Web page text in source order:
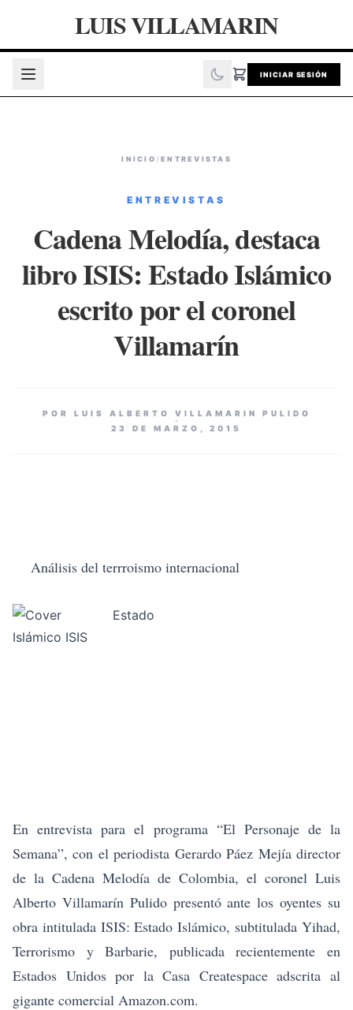
LUIS VILLAMARIN
INICIAR SESIÓN
INICIO / ENTREVISTAS
ENTREVISTAS
Cadena Melodía, destaca
libro ISIS: Estado Islámico
escrito por el coronel
Villamarín
POR LUIS ALBERTO VILLAMARIN PULIDO
23 DE MARZO, 2015
Análisis del terrroismo internacional
En entrevista para el programa “El Personaje de la
Semana”, con el periodista Gerardo Páez Mejía director
de la Cadena Melodía de Colombia, el coronel Luis
Alberto Villamarín Pulido presentó ante los oyentes su
obra intitulada ISIS: Estado Islámico, subtitulada Yihad,
Terrorismo y Barbarie, publicada recientemente en
Estados Unidos por la Casa Createspace adscrita al
gigante comercial Amazon.com.